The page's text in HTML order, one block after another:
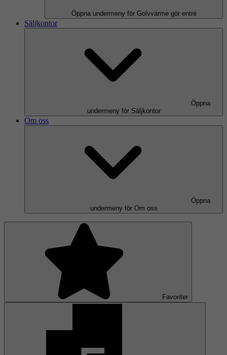
Öppna undermeny för Golvvärme gör entré
Säljkontor
Öppna
undermeny för Säljkontor
Om oss
Öppna
undermeny för Om oss
Favoriter